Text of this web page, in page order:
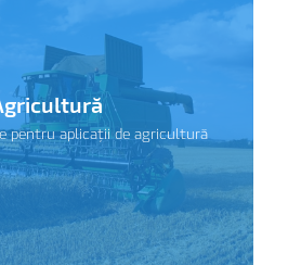
pentru aplicații de agricultură